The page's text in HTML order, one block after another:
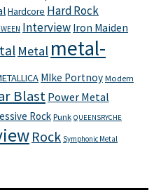
Hardcore Hard Rock
Interview Iron Maiden
Metal metal-
MIke Portnoy Modern
Blast Power Metal
Rock Punk QUEENSRYCHE
Rock Symphonic Metal